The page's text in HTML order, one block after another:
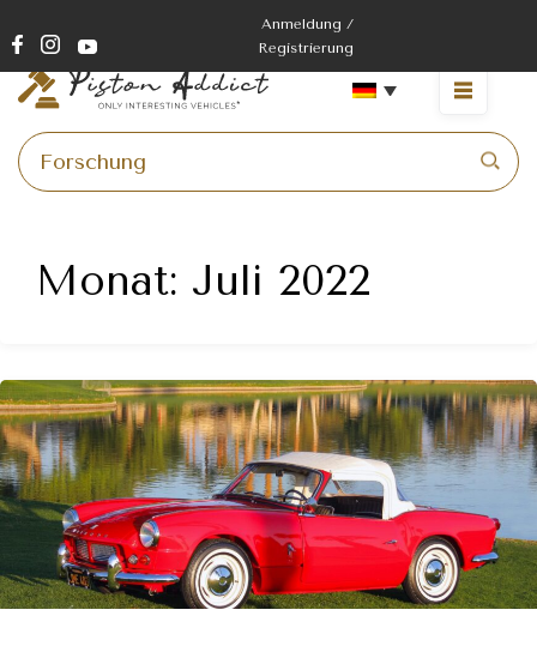
springen
Anmeldung /
Registrierung
Menü
Monat: Juli 2022